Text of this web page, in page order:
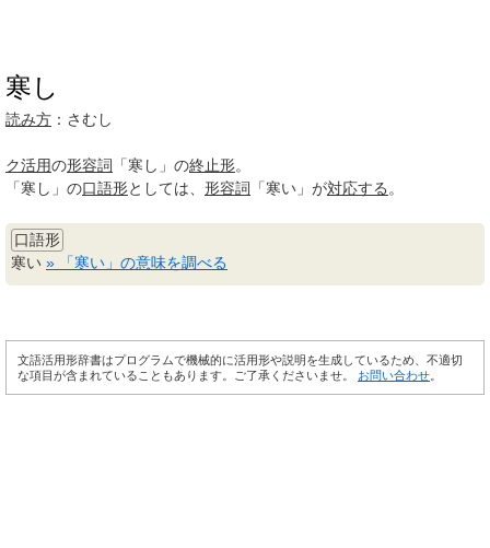
寒し
読み方 ：さむし
ク活用の形容詞 「寒し」の終止形。
「寒し」の口語形としては、 形容詞 「寒い」が対応する 。
口語形
寒い » 「寒い」の意味を調べる
文語活用形辞書はプログラムで機械的に活用形や説明を生成しているため、不適切
な項目が含まれていることもあります。ご了承くださいませ。 お問い合わせ